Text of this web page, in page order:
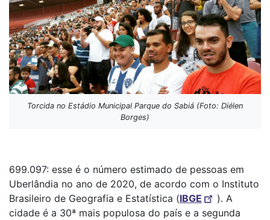
Torcida no Estádio Municipal Parque do Sabiá (Foto: Diélen
Borges)
699.097: esse é o número estimado de pessoas em
Uberlândia no ano de 2020, de acordo com o Instituto
Brasileiro de Geografia e Estatística (IBGE
). A
cidade é a 30ª mais populosa do país e a segunda